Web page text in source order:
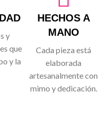
y
que
y la
HECHOS A
MANO
Cada pieza está
elaborada
artesanalmente con
mimo y dedicación.